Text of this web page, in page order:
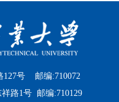
127号 邮编:710072
路1号 邮编:710129